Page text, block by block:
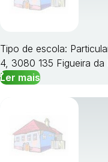
Tipo de escola:
4, 3080 135 Figueira da
Ler mais